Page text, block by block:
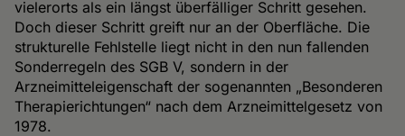
vielerorts als ein längst überfälliger Schritt gesehen.
Doch dieser Schritt greift nur an der Oberfläche. Die
strukturelle Fehlstelle liegt nicht in den nun fallenden
Sonderregeln des SGB V, sondern in der
Arzneimitteleigenschaft der sogenannten „Besonderen
Therapierichtungen“ nach dem Arzneimittelgesetz von
1978.